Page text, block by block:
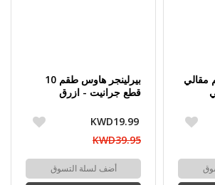
مقالي
بيرلينجر هاوس طقم 10
قطع جرانيت - ازرق
KWD19.99
KWD39.95
أضف لسلة التسوق